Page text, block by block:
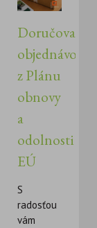
Doručovanie
objednávok
z Plánu
obnovy
a
odolnosti
EÚ
S
radosťou
vám